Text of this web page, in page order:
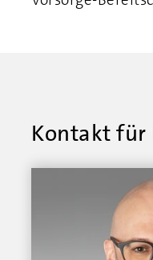
Kontakt für